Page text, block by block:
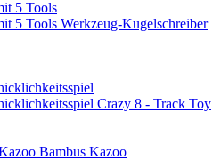
Werkzeug-Kugelschreiber
Crazy 8 - Track Toy
Bambus Kazoo